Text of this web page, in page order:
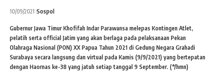
10/09/2021 Sospol
Gubernur Jawa Timur Khofifah Indar Parawansa melepas Kontingen Atlet,
pelatih serta official Jatim yang akan berlaga pada pelaksanaan Pekan
Olahraga Nasional (PON) XX Papua Tahun 2021 di Gedung Negara Grahadi
Surabaya secara langsung dan virtual pada Kamis (9/9/2021) yang bertepatan
dengan Haornas ke-38 yang jatuh setiap tanggal 9 September. (*/hmn)